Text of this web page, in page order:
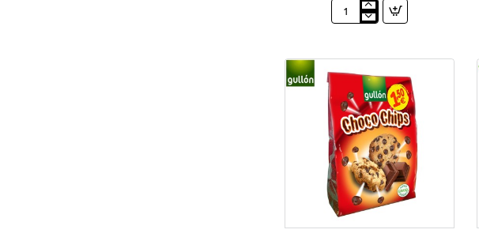
Vaso
Nocilla
(1Uds)